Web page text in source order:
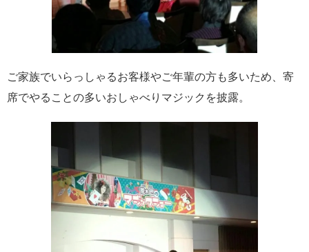
ご家族でいらっしゃるお客様やご年輩の方も多いため、寄
席でやることの多いおしゃべりマジックを披露。